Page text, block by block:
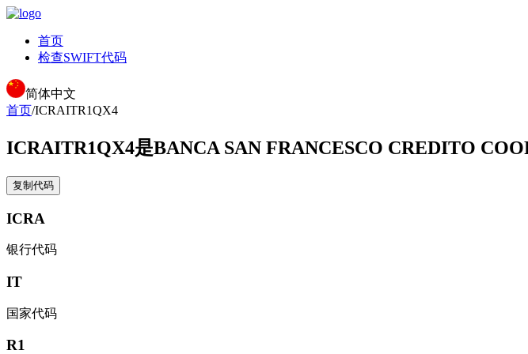
首页
检查SWIFT代码
简体中文
首页/ICRAITR1QX4
ICRAITR1QX4是BANCA SAN FRANCESCO CREDITO
复制代码
ICRA
银行代码
IT
国家代码
R1